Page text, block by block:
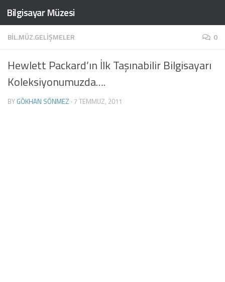
Skip to content
Bilgisayar Müzesi
BIL.MÜZ.GELIŞMELER 0
Hewlett Packard’ın İlk Taşınabilir Bilgisayarı
Koleksiyonumuzda….
BY GÖKHAN SÖNMEZ · 7 TEMMUZ, 2011